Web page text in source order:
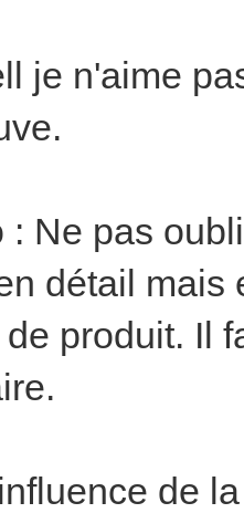
je n'aime
: Ne pas
détail mais
produit. Il
de